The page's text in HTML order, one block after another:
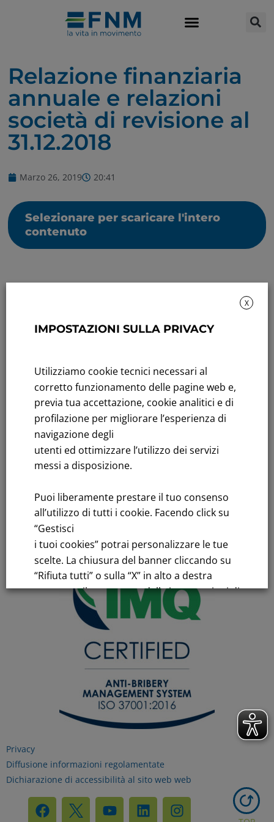
Relazione finanziaria
annuale e relazioni
società di revisione al
31.12.2018
Marzo 26, 2019 20:41
Selezionare per scaricare l'intero
contenuto
Andamento titolo: Il titolo in Borsa
FNM S.p.A.
Sede in Milano, Piazzale Cadorna, 14
fnm@legalmail.it
Capitale sociale € 230.000.000,00 interamente versato
Iscrizione Registro Imprese
C.F.e P.IVA 00776140154
C.C.I.AA. Milano – REA 28331
Privacy
Diffusione informazioni regolamentate
Dichiarazione di accessibilità al sito web web
X
IMPOSTAZIONI SULLA PRIVACY
Utilizziamo cookie tecnici necessari al
corretto funzionamento delle pagine web e,
previa tua accettazione, cookie analitici e di
profilazione per migliorare l’esperienza di
navigazione degli
utenti ed ottimizzare l’utilizzo dei servizi
messi a disposizione.
Puoi liberamente prestare il tuo consenso
all’utilizzo di tutti i cookie. Facendo click su
“Gestisci
i tuoi cookies” potrai personalizzare le tue
scelte. La chiusura del banner cliccando su
“Rifiuta tutti” o sulla “X” in alto a destra
comporta il permanere delle impostazioni di
default e la continuazione della navigazione
in assenza di cookie o altri strumenti di
tracciamento diversi da quelli tecnici.
Per maggiori informazioni consulta la
Informativa sui dati personali e cookie
privacy
RIFIUTA TUTTI
GESTISCI I TUOI COOKIES